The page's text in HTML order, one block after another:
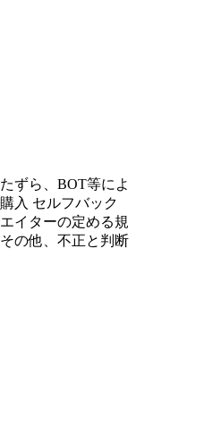
ずら、BOT等によ
入 セルフバック
イターの定める規
の他、不正と判断